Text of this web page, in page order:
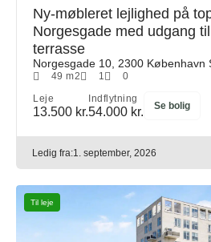
Ny-møbleret lejlighed på
Norgesgade med udgang
terrasse
Norgesgade 10, 2300 København
49 m2 1
0
Leje
13.500 kr.
Indflytning
54.000 kr. Se bolig
Ledig fra:1. september, 2026
Til leje